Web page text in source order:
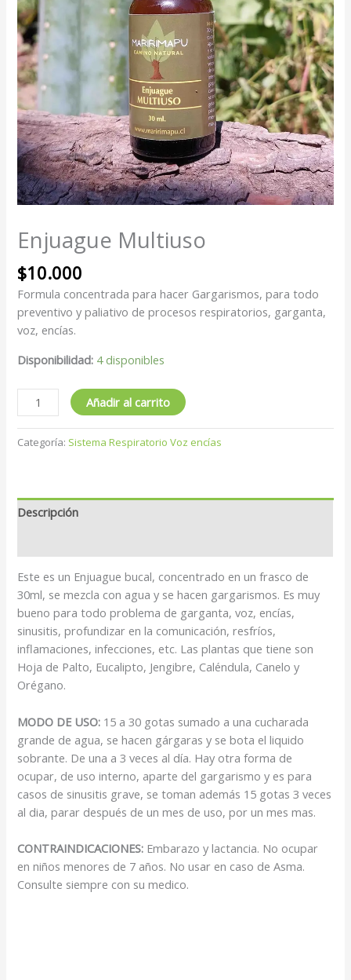
Enjuague Multiuso
$10.000
Formula concentrada para hacer Gargarismos, para todo
preventivo y paliativo de procesos respiratorios, garganta,
voz, encías.
Disponibilidad: 4 disponibles
Añadir al carrito
Categoría: Sistema Respiratorio Voz encías
Descripción
Este es un Enjuague bucal, concentrado en un frasco de
30ml, se mezcla con agua y se hacen gargarismos. Es muy
bueno para todo problema de garganta, voz, encías,
sinusitis, profundizar en la comunicación, resfríos,
inflamaciones, infecciones, etc. Las plantas que tiene son
Hoja de Palto, Eucalipto, Jengibre, Caléndula, Canelo y
Orégano.
MODO DE USO: 15 a 30 gotas sumado a una cucharada
grande de agua, se hacen gárgaras y se bota el liquido
sobrante. De una a 3 veces al día. Hay otra forma de
ocupar, de uso interno, aparte del gargarismo y es para
casos de sinusitis grave, se toman además 15 gotas 3 veces
al dia, parar después de un mes de uso, por un mes mas.
CONTRAINDICACIONES: Embarazo y lactancia. No ocupar
en niños menores de 7 años. No usar en caso de Asma.
Consulte siempre con su medico.